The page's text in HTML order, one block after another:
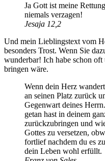
Ja Gott ist meine
niemals verzagen!
Jesaja 12,2
Und mein Lieblingstext vom
besonders Trost. Wenn Sie
wunderbar! Ich habe schon
bringen wäre.
Wenn dein Herz
an seinen Platz zurück
Gegenwart deines
getan hast in deinem
zurückzubringen und
Gottes zu versetzen,
fortlief nachdem du es
dein Leben wohl erfüllt.